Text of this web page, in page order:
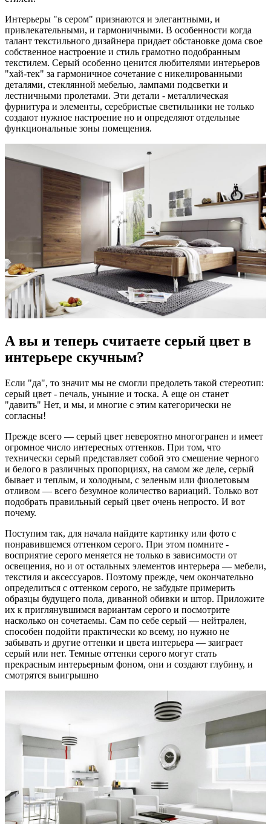
Интерьеры "в сером" признаются и элегантными, и
привлекательными, и гармоничными. В особенности когда
талант текстильного дизайнера придает обстановке дома свое
собственное настроение и стиль грамотно подобранным
текстилем. Серый особенно ценится любителями интерьеров
"хай-тек" за гармоничное сочетание с никелированными
деталями, стеклянной мебелью, лампами подсветки и
лестничными пролетами. Эти детали - металлическая
фурнитура и элементы, серебристые светильники не только
создают нужное настроение но и определяют отдельные
функциональные зоны помещения.
А вы и теперь считаете серый цвет в
интерьере скучным?
Если "да", то значит мы не смогли предолеть такой стереотип:
серый цвет - печаль, уныние и тоска. А еще он станет
"давить" Нет, и мы, и многие с этим категорически не
согласны!
Прежде всего — серый цвет невероятно многогранен и имеет
огромное число интересных оттенков. При том, что
технически серый представляет собой это смешение черного
и белого в различных пропорциях, на самом же деле, серый
бывает и теплым, и холодным, с зеленым или фиолетовым
отливом — всего безумное количество вариаций. Только вот
подобрать правильный серый цвет очень непросто. И вот
почему.
Поступим так, для начала найдите картинку или фото с
понравившемся оттенком серого. При этом помните -
восприятие серого меняется не только в зависимости от
освещения, но и от остальных элементов интерьера — мебели,
текстиля и аксессуаров. Поэтому прежде, чем окончательно
определиться с оттенком серого, не забудьте примерить
образцы будущего пола, диванной обивки и штор. Приложите
их к приглянувшимся вариантам серого и посмотрите
насколько он сочетаемы. Сам по себе серый — нейтрален,
способен подойти практически ко всему, но нужно не
забывать и другие оттенки и цвета интерьера — заиграет
серый или нет. Темные оттенки серого могут стать
прекрасным интерьерным фоном, они и создают глубину, и
смотрятся выигрышно